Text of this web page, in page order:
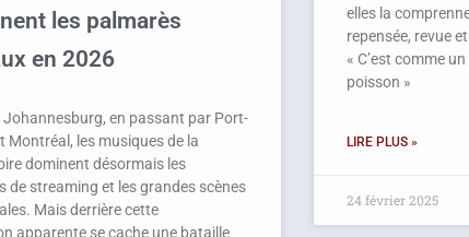
les palmarès
en 2026
Johannesburg, en passant par Port-
Montréal, les musiques de la
dominent désormais les
de streaming et les grandes scènes
Mais derrière cette
apparente se cache une bataille
elles la
repensée, revue
« C’est comme
poisson »
LIRE PLUS »
24 février 2025